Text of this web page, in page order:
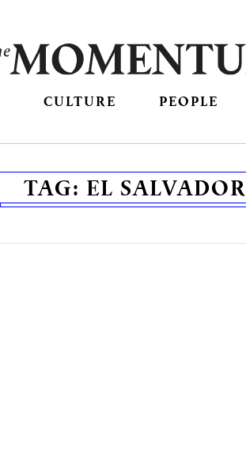
CULTURE PEOPLE
TAG: EL SALVADOR